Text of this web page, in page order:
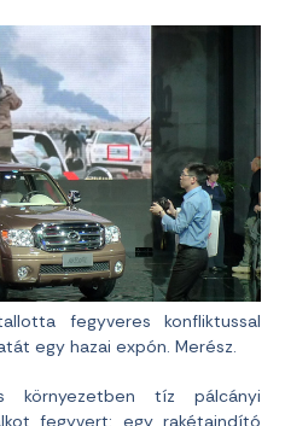
fegyveres konfliktussal
egy hazai expón. Merész.
környezetben tíz pálcányi
fegyvert: egy rakétaindító